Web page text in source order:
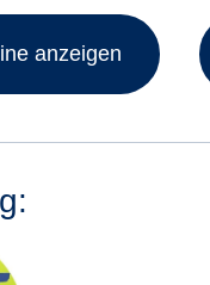
7 Termine zum
anzeigen